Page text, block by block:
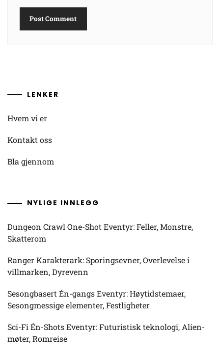
LENKER
Hvem vi er
Kontakt oss
Bla gjennom
NYLIGE INNLEGG
Dungeon Crawl One-Shot Eventyr: Feller, Monstre,
Skatterom
Ranger Karakterark: Sporingsevner, Overlevelse i
villmarken, Dyrevenn
Sesongbasert Én-gangs Eventyr: Høytidstemaer,
Sesongmessige elementer, Festligheter
Sci-Fi Én-Shots Eventyr: Futuristisk teknologi, Alien-
møter, Romreise